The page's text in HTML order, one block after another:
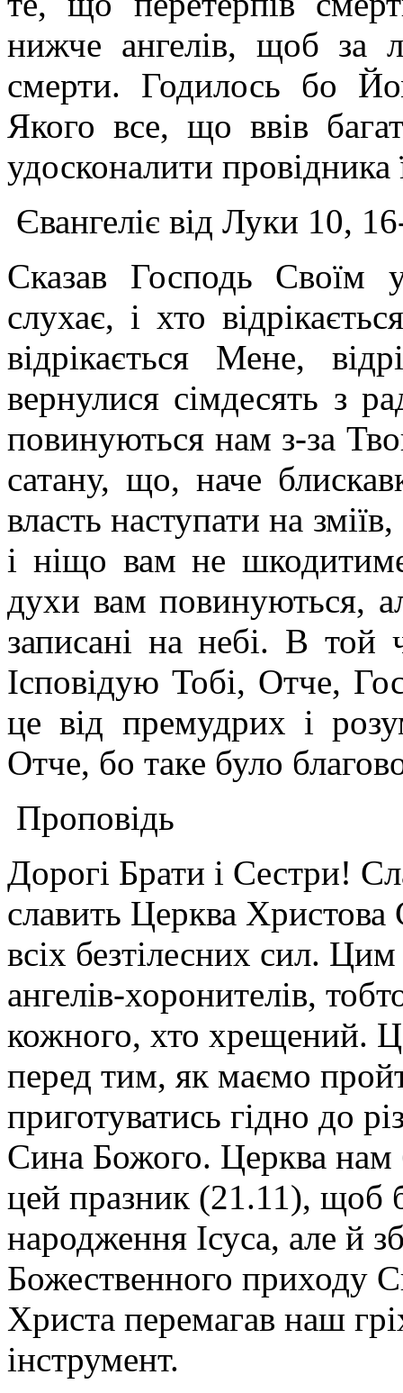
нижче ангелів, щоб за
смерти. Годилось бо
Якого все, що ввів
удосконалити провідника
Євангеліє від Луки 10,
Сказав Господь Своїм
слухає, і хто
відрікається Мене,
вернулися сімдесять з
повинуються нам з-за
сатану, що, наче
власть наступати на
і ніщо вам не
духи вам повинуються,
записані на небі. В той
Ісповідую Тобі, Отче,
це від премудрих і
Отче, бо таке було
Проповідь
Дорогі Брати і Сестри!
славить Церква Христова
всіх безтілесних сил.
ангелів-хоронителів,
кожного, хто хрещений.
перед тим, як маємо
приготуватись гідно до
Сина Божого. Церква нам
цей празник (21.11), щоб
народження Ісуса, але й
Божественного приходу
Христа перемагав наш
інструмент.